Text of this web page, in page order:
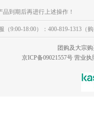
到期后再进行上述操作！
（9:00-18:00）：400-819-1313（
团购及大宗
京ICP备09021557号 营业执